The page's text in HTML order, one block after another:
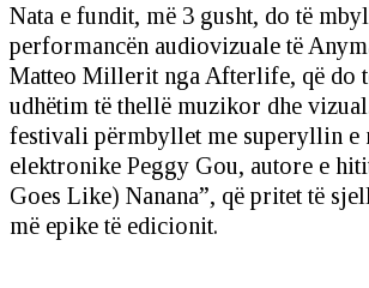
Nata e fundit, më 3 gusht, do të
performancën audiovizuale të
Matteo Millerit nga Afterlife, që do
udhëtim të thellë muzikor dhe
festivali përmbyllet me superyllin e
elektronike Peggy Gou, autore e
Goes Like) Nanana”, që pritet të
më epike të edicionit.